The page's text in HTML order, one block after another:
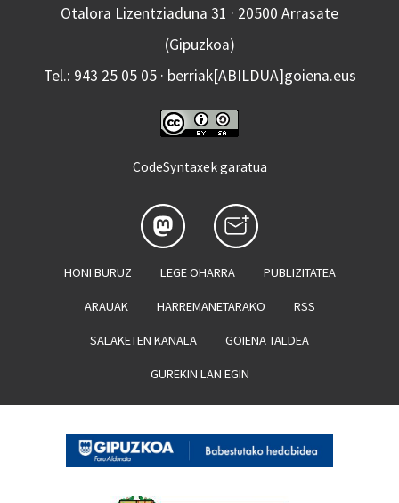
Otalora Lizentziaduna 31 · 20500 Arrasate
(Gipuzkoa)
Tel.: 943 25 05 05 · berriak[ABILDUA]goiena.eus
CodeSyntaxek garatua
HONI BURUZ LEGE OHARRA PUBLIZITATEA
ARAUAK HARREMANETARAKO RSS
SALAKETEN KANALA GOIENA TALDEA
GUREKIN LAN EGIN